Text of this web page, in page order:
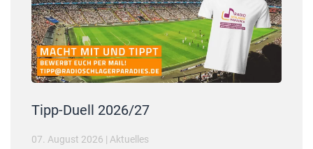
Tipp-Duell 2026/27
07. August 2026 | Aktuelles